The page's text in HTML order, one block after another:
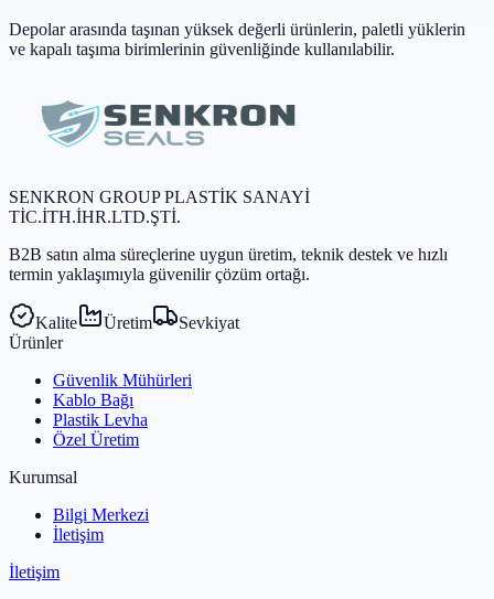
Depolar arasında taşınan yüksek değerli ürünlerin, paletli yüklerin
ve kapalı taşıma birimlerinin güvenliğinde kullanılabilir.
SENKRON GROUP PLASTİK SANAYİ
TİC.İTH.İHR.LTD.ŞTİ.
B2B satın alma süreçlerine uygun üretim, teknik destek ve hızlı
termin yaklaşımıyla güvenilir çözüm ortağı.
Kalite Üretim
Sevkiyat
Ürünler
Güvenlik Mühürleri
Kablo Bağı
Plastik Levha
Özel Üretim
Kurumsal
Bilgi Merkezi
İletişim
İletişim